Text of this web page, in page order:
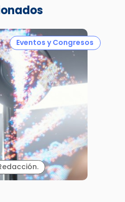
Eventos y Congresos